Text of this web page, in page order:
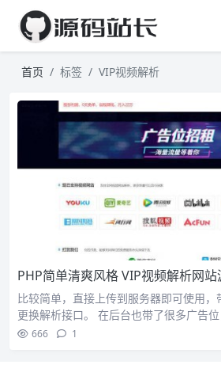
首页 标签 VIP视频解析
PHP简单清爽风格 VIP视频解析网站
比较简单，直接上传到服务器即可使用，
更换解析接口。 在后台也带了很多广告
666 1